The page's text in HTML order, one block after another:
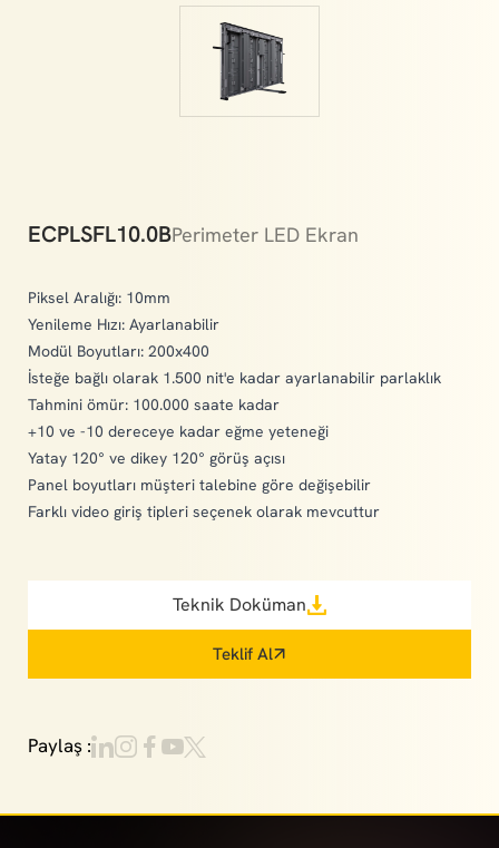
ECPLSFL10.0BPerimeter LED Ekran
Piksel Aralığı: 10mm
Yenileme Hızı: Ayarlanabilir
Modül Boyutları: 200x400
İsteğe bağlı olarak 1.500 nit'e kadar ayarlanabilir parlaklık
Tahmini ömür: 100.000 saate kadar
+10 ve -10 dereceye kadar eğme yeteneği
Yatay 120° ve dikey 120° görüş açısı
Panel boyutları müşteri talebine göre değişebilir
Farklı video giriş tipleri seçenek olarak mevcuttur
Teknik Doküman
Teklif Al
Paylaş :